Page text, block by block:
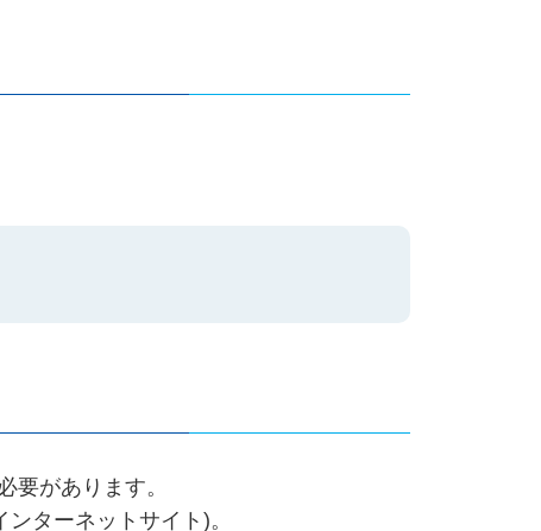
要があります。
ターネットサイト)。